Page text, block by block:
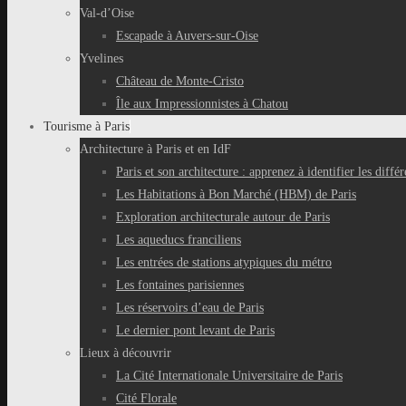
Val-d’Oise
Escapade à Auvers-sur-Oise
Yvelines
Château de Monte-Cristo
Île aux Impressionnistes à Chatou
Tourisme à Paris
Architecture à Paris et en IdF
Paris et son architecture : apprenez à identifier les
Les Habitations à Bon Marché (HBM) de Paris
Exploration architecturale autour de Paris
Les aqueducs franciliens
Les entrées de stations atypiques du métro
Les fontaines parisiennes
Les réservoirs d’eau de Paris
Le dernier pont levant de Paris
Lieux à découvrir
La Cité Internationale Universitaire de Paris
Cité Florale